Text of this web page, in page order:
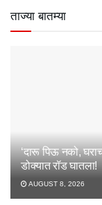
ताज्या बातम्या
‘दारू पिऊ नको,
डोक्यात रॉड घातला!
AUGUST 8, 2026